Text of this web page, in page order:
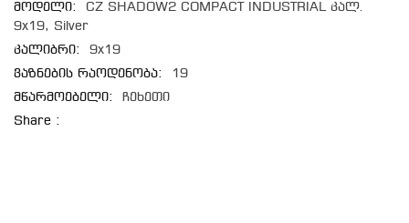
მოდელი:
CZ SHADOW2 COMPACT INDUSTRIAL კალ.
9x19, Silver
კალიბრი:
9x19
ვაზნების რაოდენობა:
19
მწარმოებელი:
ჩეხეთი
Share :